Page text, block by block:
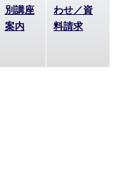
別講座
案内
わせ／資
料請求